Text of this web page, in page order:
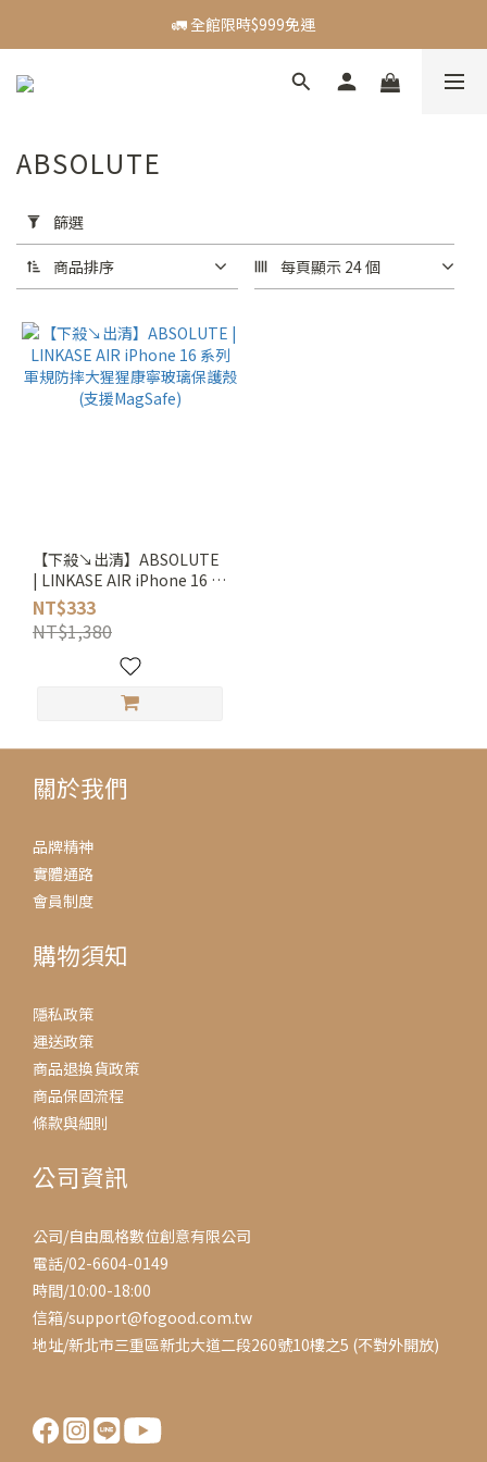
🪙 新會員贈$50購物金
🚛 全館限時$999免運
【主題活動】Dadventure｜精選好物83折起
用
篩
選
價格
(NT$)
ABSOLUTE
篩選
商品排序 每頁顯示 24 個
【下殺↘出清】ABSOLUTE
| LINKASE AIR iPhone 16 系
列 軍規防摔大猩猩康寧玻璃
保護殼 (支援MagSafe)
NT$333
NT$1,380
關於我們
品牌精神
實體通路
會員制度
購物須知
隱私政策
運送政策
商品退換貨政策
商品保固流程
條款與細則
公司資訊
公司/自由風格數位創意有限公司
電話/02-6604-0149
時間/10:00-18:00
信箱/support@fogood.com.tw
地址/新北市三重區新北大道二段260號10樓之5 (不對外開放)